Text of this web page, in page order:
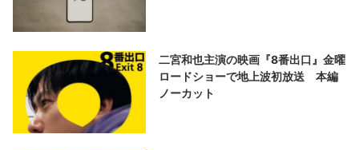
二宮和也主演の映画『8番出口』金曜
ロードショーで地上波初放送 本編
ノーカット